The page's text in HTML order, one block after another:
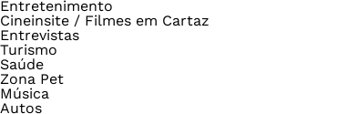
Entretenimento
Cineinsite / Filmes em Cartaz
Entrevistas
Turismo
Saúde
Zona Pet
Música
Autos